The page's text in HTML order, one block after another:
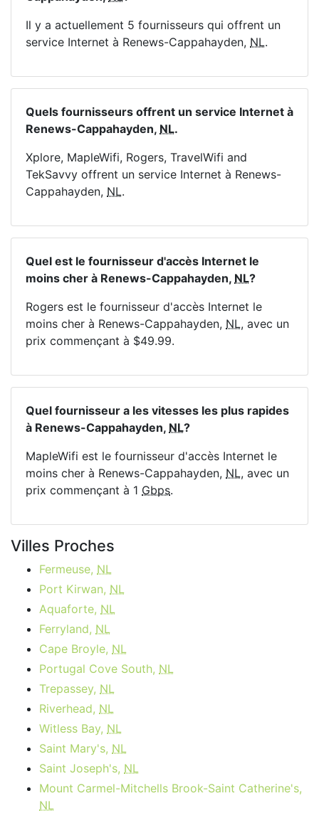
Il y a actuellement 5 fournisseurs qui offrent un
service Internet à Renews-Cappahayden, NL.
Quels fournisseurs offrent un service Internet à
Renews-Cappahayden, NL.
Xplore, MapleWifi, Rogers, TravelWifi and
TekSavvy offrent un service Internet à Renews-
Cappahayden, NL.
Quel est le fournisseur d'accès Internet le
moins cher à Renews-Cappahayden, NL?
Rogers est le fournisseur d'accès Internet le
moins cher à Renews-Cappahayden, NL, avec un
prix commençant à $49.99.
Quel fournisseur a les vitesses les plus rapides
à Renews-Cappahayden, NL?
MapleWifi est le fournisseur d'accès Internet le
moins cher à Renews-Cappahayden, NL, avec un
prix commençant à 1 Gbps.
Villes Proches
Fermeuse, NL
Port Kirwan, NL
Aquaforte, NL
Ferryland, NL
Cape Broyle, NL
Portugal Cove South, NL
Trepassey, NL
Riverhead, NL
Witless Bay, NL
Saint Mary's, NL
Saint Joseph's, NL
Mount Carmel-Mitchells Brook-Saint Catherine's,
NL